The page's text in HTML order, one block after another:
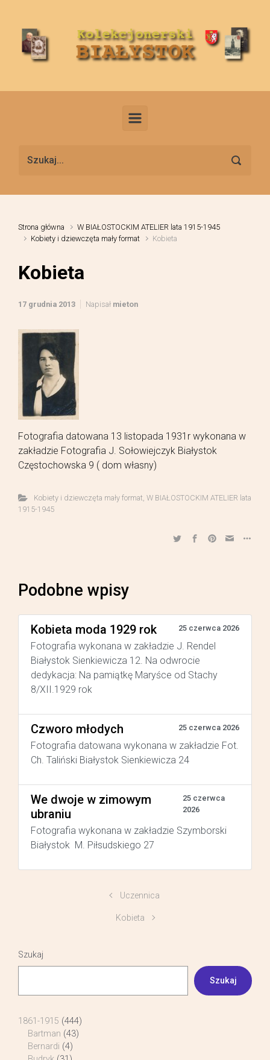
Strona główna
W BIAŁOSTOCKIM ATELIER lata 1915-1945
Kobiety i dziewczęta mały format
Kobieta
Kobieta
17 grudnia 2013 Napisał mieton
Fotografia datowana 13 listopada 1931r wykonana w
zakładzie Fotografia J. Sołowiejczyk Białystok
Częstochowska 9 ( dom własny)
Kobiety i dziewczęta mały format W BIAŁOSTOCKIM ATELIER lata
1915-1945
Podobne wpisy
Kobieta moda 1929 rok 25 czerwca 2026
Fotografia wykonana w zakładzie J. Rendel
Białystok Sienkiewicza 12. Na odwrocie
dedykacja: Na pamiątkę Maryśce od Stachy
8/XII.1929 rok
Czworo młodych 25 czerwca 2026
Fotografia datowana wykonana w zakładzie Fot.
Ch. Taliński Białystok Sienkiewicza 24
We dwoje w zimowym
ubraniu
25 czerwca
2026
Fotografia wykonana w zakładzie Szymborski
Białystok M. Piłsudskiego 27
Uczennica
Kobieta
Szukaj
Szukaj
1861-1915 (444)
Bartman (43)
Bernardi (4)